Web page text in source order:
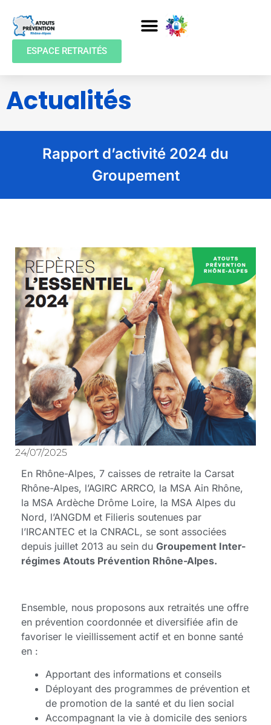
ESPACE RETRAITÉS
Actualités
Rapport d’activité 2024 du
Groupement
24/07/2025
En Rhône-Alpes, 7 caisses de retraite la Carsat
Rhône-Alpes, l’AGIRC ARRCO, la MSA Ain Rhône,
la MSA Ardèche Drôme Loire, la MSA Alpes du
Nord, l’ANGDM et Filieris soutenues par
l’IRCANTEC et la CNRACL, se sont associées
depuis juillet 2013 au sein du Groupement Inter-
régimes Atouts Prévention Rhône-Alpes.
Ensemble, nous proposons aux retraités une offre
en prévention coordonnée et diversifiée afin de
favoriser le vieillissement actif et en bonne santé
en :
Apportant des informations et conseils
Déployant des programmes de prévention et
de promotion de la santé et du lien social
Accompagnant la vie à domicile des seniors